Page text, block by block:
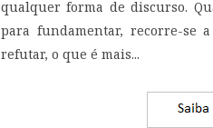
qualquer forma de discurso.
para fundamentar, recorre-se
refutar, o que é mais...